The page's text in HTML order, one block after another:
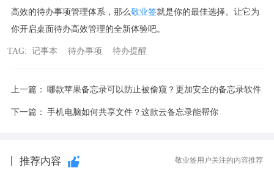
高效的待办事项管理体系，那么敬业签就是你的最佳选择。让它为
你开启桌面待办高效管理的全新体验吧。
TAG: 记事本 待办事项 待办提醒
上一篇： 哪款苹果备忘录可以防止被偷窥？更加安全的备忘录软件
下一篇： 手机电脑如何共享文件？这款云备忘录能帮你
推荐内容 敬业签用户关注的内容推荐